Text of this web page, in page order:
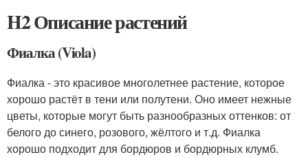
H2 Описание растений
Фиалка (Viola)
Фиалка - это красивое многолетнее растение, которое
хорошо растёт в тени или полутени. Оно имеет нежные
цветы, которые могут быть разнообразных оттенков: от
белого до синего, розового, жёлтого и т.д. Фиалка
хорошо подходит для бордюров и бордюрных клумб.